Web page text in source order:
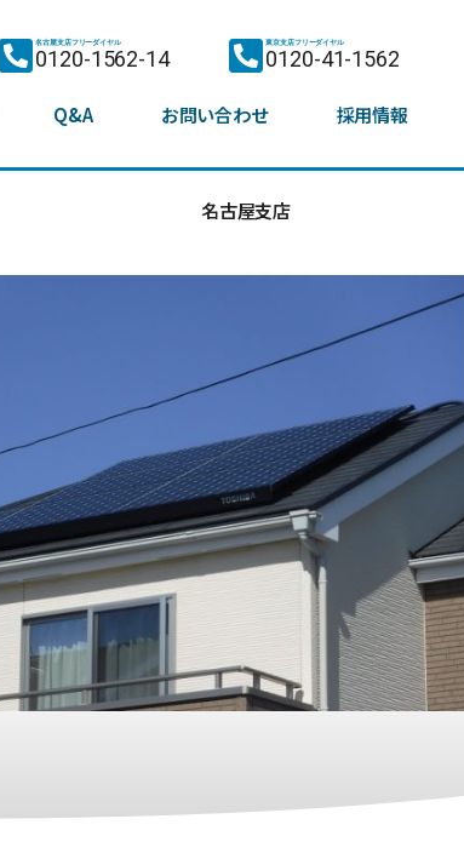
名古屋支店フリーダイヤル
0120-1562-14
東京支店フリーダイヤル
0120-41-1562
Q&A お問い合わせ 採用情報
名古屋支店